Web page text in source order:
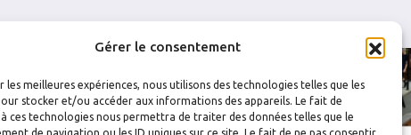
Gérer le consentement
les meilleures expériences, nous utilisons des technologies telles que les
stocker et/ou accéder aux informations des appareils. Le fait de
ces technologies nous permettra de traiter des données telles que le